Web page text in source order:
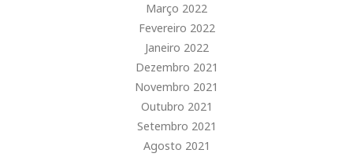
Março 2022
Fevereiro 2022
Janeiro 2022
Dezembro 2021
Novembro 2021
Outubro 2021
Setembro 2021
Agosto 2021